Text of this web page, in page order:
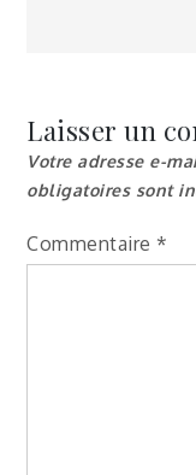
de
Laisser un
Votre adresse e-
obligatoires sont
Commentaire *